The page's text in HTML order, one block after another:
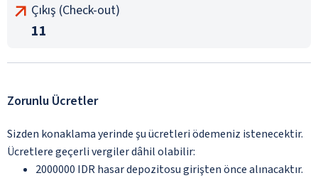
Çıkış (Check-out)
11
Zorunlu Ücretler
Sizden konaklama yerinde şu ücretleri ödemeniz istenecektir.
Ücretlere geçerli vergiler dâhil olabilir:
2000000 IDR hasar depozitosu girişten önce alınacaktır.